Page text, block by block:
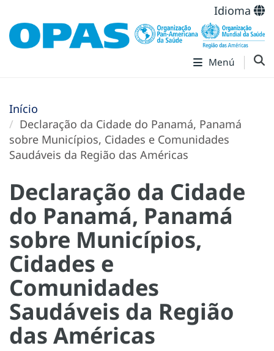
Idioma
Menú
Início
Declaração da Cidade do Panamá, Panamá
sobre Municípios, Cidades e Comunidades
Saudáveis da Região das Américas
Declaração da Cidade
do Panamá, Panamá
sobre Municípios,
Cidades e
Comunidades
Saudáveis da Região
das Américas